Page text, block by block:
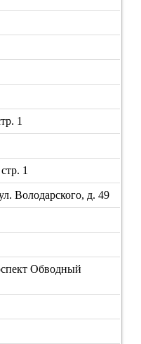
1
1
Володарского, д. 49
Обводный